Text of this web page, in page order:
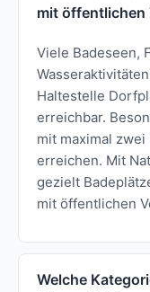
mit öffentlichen
Viele Badeseen,
Haltestelle
erreichbar.
mit maximal
erreichen. Mit
gezielt
mit öffentlichen
Welche